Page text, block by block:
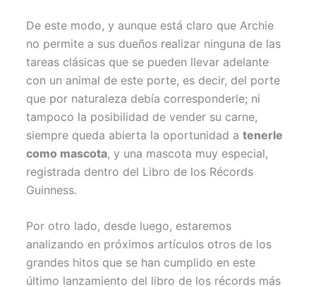
De este modo, y aunque está claro que Archie
no permite a sus dueños realizar ninguna de las
tareas clásicas que se pueden llevar adelante
con un animal de este porte, es decir, del porte
que por naturaleza debía corresponderle; ni
tampoco la posibilidad de vender su carne,
siempre queda abierta la oportunidad atenerle
como mascota, y una mascota muy especial,
registrada dentro del Libro de los Récords
Guinness.
Por otro lado, desde luego, estaremos
analizando en próximos artículos otros de los
grandes hitos que se han cumplido en este
último lanzamiento del libro de los récords más